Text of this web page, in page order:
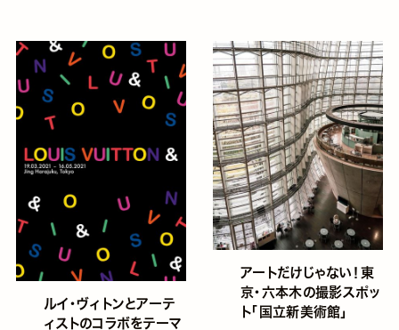
ルイ・ヴィトンとアーテ
ィストのコラボをテーマ
アートだけじゃない！東
京・六本木の撮影スポッ
ト「国立新美術館」